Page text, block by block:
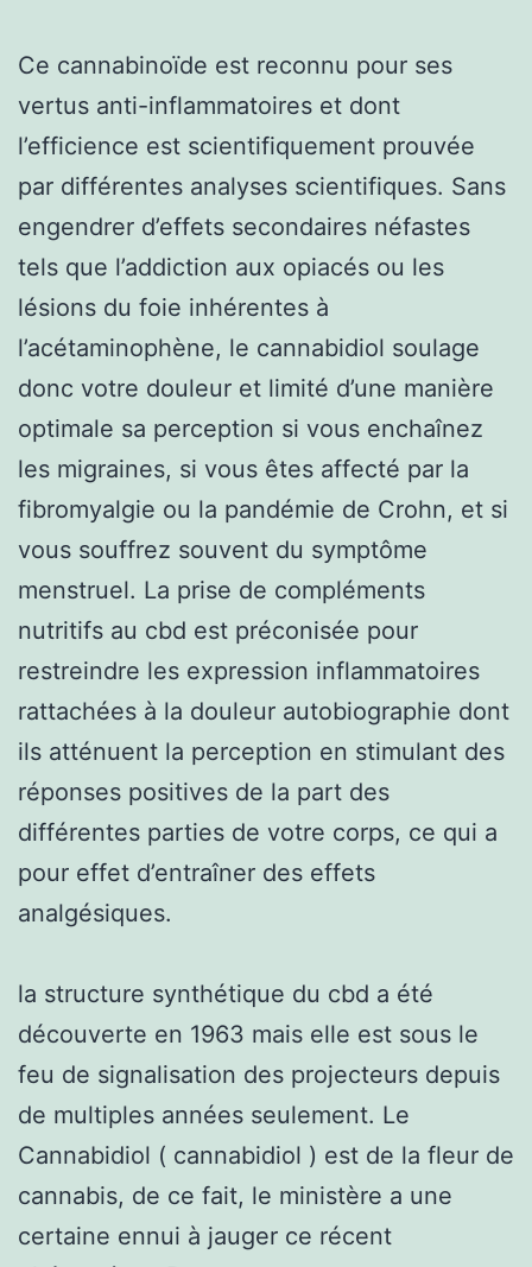
Ce cannabinoïde est reconnu pour ses
vertus anti-inflammatoires et dont
l’efficience est scientifiquement prouvée
par différentes analyses scientifiques. Sans
engendrer d’effets secondaires néfastes
tels que l’addiction aux opiacés ou les
lésions du foie inhérentes à
l’acétaminophène, le cannabidiol soulage
donc votre douleur et limité d’une manière
optimale sa perception si vous enchaînez
les migraines, si vous êtes affecté par la
fibromyalgie ou la pandémie de Crohn, et si
vous souffrez souvent du symptôme
menstruel. La prise de compléments
nutritifs au cbd est préconisée pour
restreindre les expression inflammatoires
rattachées à la douleur autobiographie dont
ils atténuent la perception en stimulant des
réponses positives de la part des
différentes parties de votre corps, ce qui a
pour effet d’entraîner des effets
analgésiques.
la structure synthétique du cbd a été
découverte en 1963 mais elle est sous le
feu de signalisation des projecteurs depuis
de multiples années seulement. Le
Cannabidiol ( cannabidiol ) est de la fleur de
cannabis, de ce fait, le ministère a une
certaine ennui à jauger ce récent